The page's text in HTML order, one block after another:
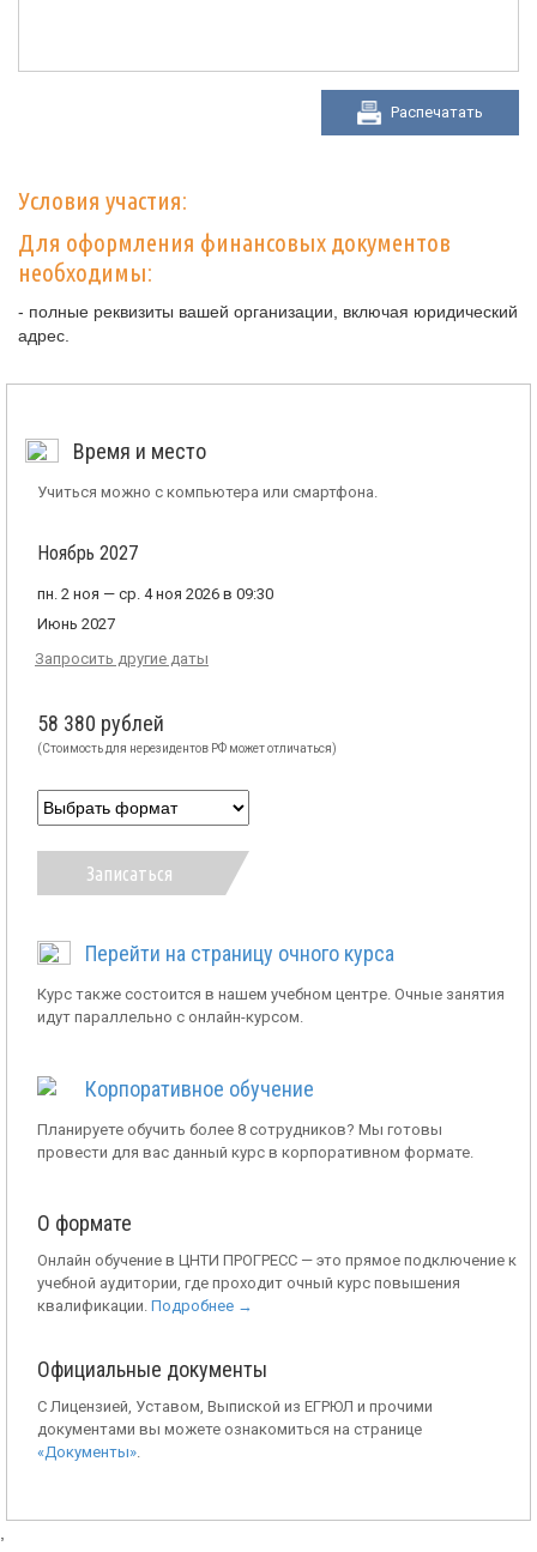
Распечатать
Условия участия:
Для оформления финансовых документов
необходимы:
- полные реквизиты вашей организации, включая юридический
адрес.
Время и место
Учиться можно с компьютера или смартфона.
Ноябрь 2027
пн. 2 ноя — ср. 4 ноя 2026 в 09:30
Июнь 2027
Запросить другие даты
58 380 рублей
(Стоимость для нерезидентов РФ может отличаться)
Записаться
Перейти на страницу очного курса
Курс также состоится в нашем учебном центре. Очные занятия
идут параллельно с онлайн-курсом.
Корпоративное обучение
Планируете обучить более 8 сотрудников? Мы готовы
провести для вас данный курс в корпоративном формате.
О формате
Онлайн обучение в ЦНТИ ПРОГРЕСС — это прямое подключение к
учебной аудитории, где проходит очный курс повышения
квалификации. Подробнее →
Официальные документы
С Лицензией, Уставом, Выпиской из ЕГРЮЛ и прочими
документами вы можете ознакомиться на странице
«Документы».